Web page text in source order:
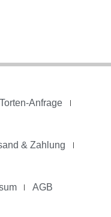
Torten-Anfrage
& Zahlung
AGB